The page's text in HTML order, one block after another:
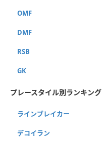
OMF
DMF
RSB
GK
プレースタイル別ランキング
ラインブレイカー
デコイラン